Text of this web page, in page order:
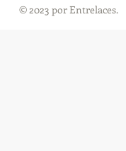
© 2023 por Entrelaces.